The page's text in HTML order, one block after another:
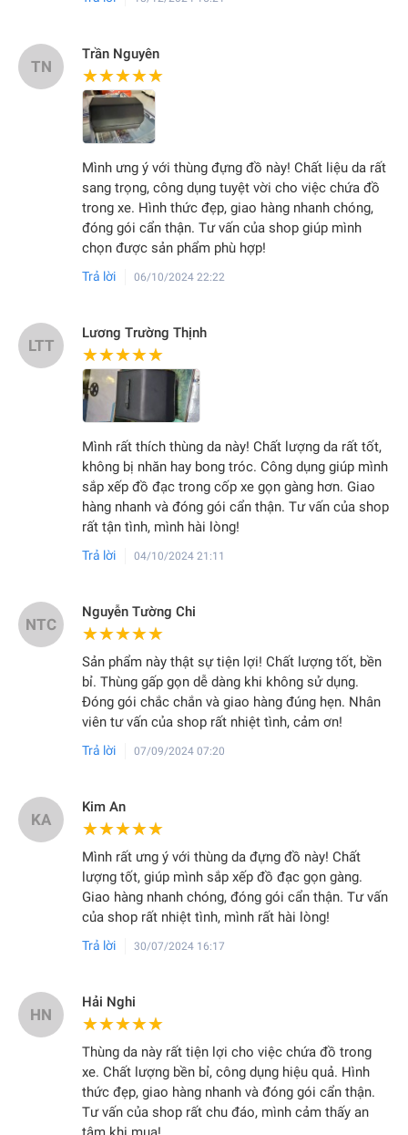
TN
Trần Nguyên
★★★★★
★★★★★
Mình ưng ý với thùng đựng đồ này! Chất liệu da rất
sang trọng, công dụng tuyệt vời cho việc chứa đồ
trong xe. Hình thức đẹp, giao hàng nhanh chóng,
đóng gói cẩn thận. Tư vấn của shop giúp mình
chọn được sản phẩm phù hợp!
Trả lời 06/10/2024 22:22
LTT
Lương Trường Thịnh
★★★★★
★★★★★
Mình rất thích thùng da này! Chất lượng da rất tốt,
không bị nhăn hay bong tróc. Công dụng giúp mình
sắp xếp đồ đạc trong cốp xe gọn gàng hơn. Giao
hàng nhanh và đóng gói cẩn thận. Tư vấn của shop
rất tận tình, mình hài lòng!
Trả lời 04/10/2024 21:11
NTC
Nguyễn Tường Chi
★★★★★
★★★★★
Sản phẩm này thật sự tiện lợi! Chất lượng tốt, bền
bỉ. Thùng gấp gọn dễ dàng khi không sử dụng.
Đóng gói chắc chắn và giao hàng đúng hẹn. Nhân
viên tư vấn của shop rất nhiệt tình, cảm ơn!
Trả lời 07/09/2024 07:20
KA
Kim An
★★★★★
★★★★★
Mình rất ưng ý với thùng da đựng đồ này! Chất
lượng tốt, giúp mình sắp xếp đồ đạc gọn gàng.
Giao hàng nhanh chóng, đóng gói cẩn thận. Tư vấn
của shop rất nhiệt tình, mình rất hài lòng!
Trả lời 30/07/2024 16:17
HN
Hải Nghi
★★★★★
★★★★★
Thùng da này rất tiện lợi cho việc chứa đồ trong
xe. Chất lượng bền bỉ, công dụng hiệu quả. Hình
thức đẹp, giao hàng nhanh và đóng gói cẩn thận.
Tư vấn của shop rất chu đáo, mình cảm thấy an